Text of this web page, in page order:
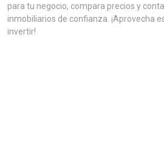
para tu negocio, compara precios y
inmobiliarios de confianza. ¡Aprovecha
invertir!